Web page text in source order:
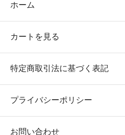
ホーム
カートを見る
特定商取引法に基づく表記
プライバシーポリシー
お問い合わせ